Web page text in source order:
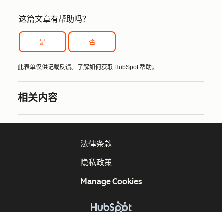
这篇文章有帮助吗？
是 否
此表单仅供记载反馈。了解如何 获取 HubSpot 帮助。
相关内容
法律条款
隐私政策
Manage Cookies